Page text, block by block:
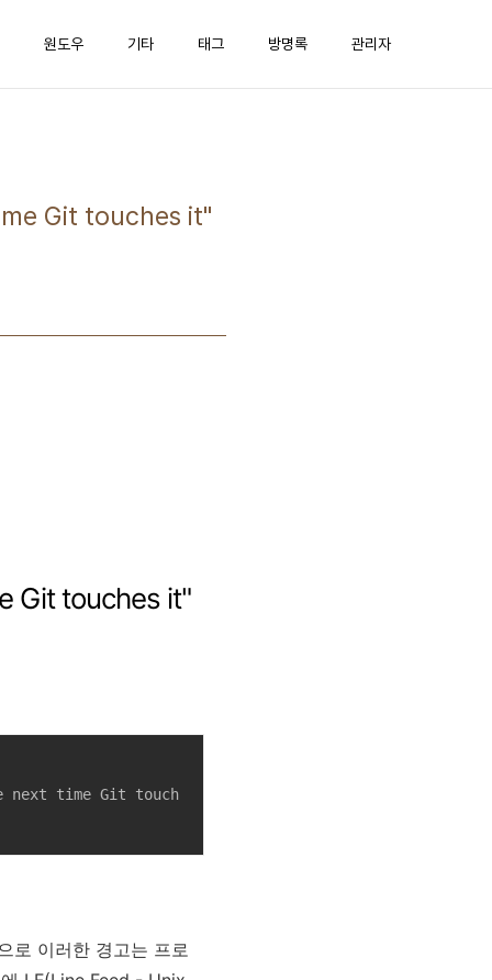
원도우 기타 태그 방명록 관리자
Git touches it"
Git touches it"
next time Git touch
로 이러한 경고는 프로